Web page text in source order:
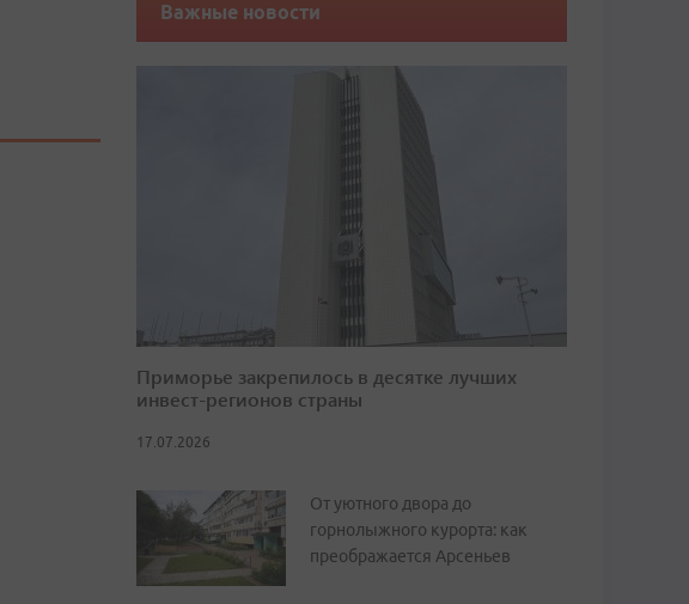
Важные новости
Приморье закрепилось в десятке лучших
инвест-регионов страны
17.07.2026
От уютного двора до
горнолыжного курорта: как
преображается Арсеньев